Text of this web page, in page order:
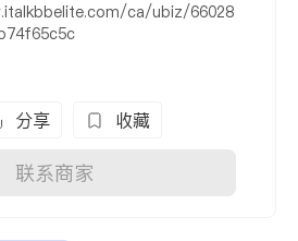
ca/ubiz/66028
分享 收藏
联系商家